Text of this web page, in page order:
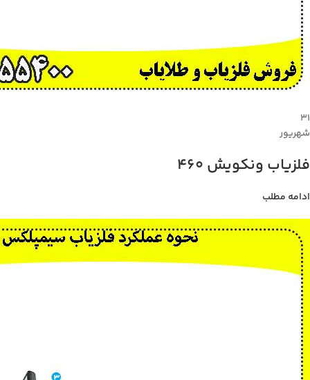
۳۱
شهریور
فلزیاب ونکویش 460
ادامه مطلب